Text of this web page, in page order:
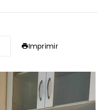
Imprimir